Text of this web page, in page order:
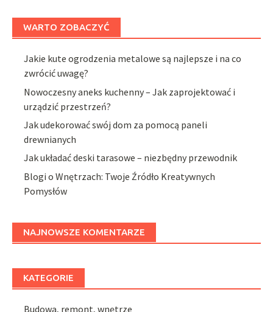
WARTO ZOBACZYĆ
Jakie kute ogrodzenia metalowe są najlepsze i na co
zwrócić uwagę?
Nowoczesny aneks kuchenny – Jak zaprojektować i
urządzić przestrzeń?
Jak udekorować swój dom za pomocą paneli
drewnianych
Jak układać deski tarasowe – niezbędny przewodnik
Blogi o Wnętrzach: Twoje Źródło Kreatywnych
Pomysłów
NAJNOWSZE KOMENTARZE
KATEGORIE
Budowa, remont, wnętrze